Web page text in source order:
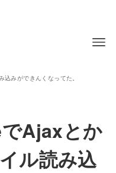
みができんくなってた。
Ajaxとか
ル読み込